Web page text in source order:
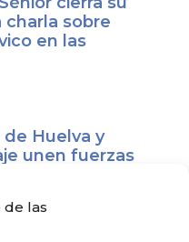
las
sobre
en las
Huelva y
unen fuerzas